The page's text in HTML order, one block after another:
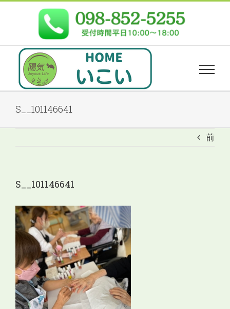
S__101146641
前
S__101146641